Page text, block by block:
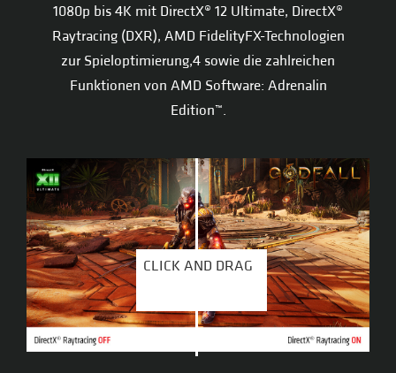
1080p bis 4K mit DirectX® 12 Ultimate, DirectX®
Raytracing (DXR), AMD FidelityFX-Technologien
zur Spieloptimierung,4 sowie die zahlreichen
Funktionen von AMD Software: Adrenalin
Edition™.
CLICK AND DRAG
CLICK AND DRAG